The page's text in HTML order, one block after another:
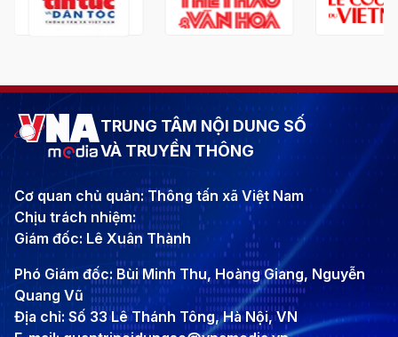
TRUNG TÂM NỘI DUNG SỐ
VÀ TRUYỀN THÔNG
Cơ quan chủ quản: Thông tấn xã Việt Nam
Chịu trách nhiệm:
Giám đốc: Lê Xuân Thành
Phó Giám đốc: Bùi Minh Thu, Hoàng Giang, Nguyễn
Quang Vũ
Địa chỉ: Số 33 Lê Thánh Tông, Hà Nội, VN